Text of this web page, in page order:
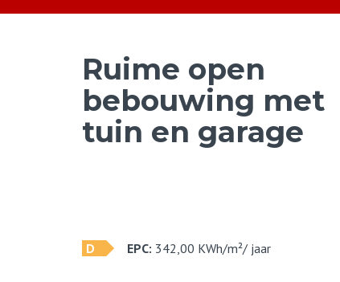
Ruime open
bebouwing met
tuin en garage
D EPC: 342,00 KWh/m²/ jaar